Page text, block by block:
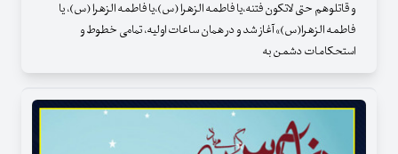
و قاتلوهم حتی لاتکون فتنه،یا فاطمه الزهرا (س)،یا فاطمه الزهرا (س)، یا
فاطمه الزهرا(س)» آغاز شد و در همان ساعات اولیه، تمامی خطوط و
استحکامات دشمن به